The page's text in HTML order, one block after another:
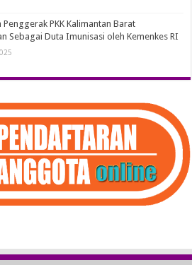
Penggerak PKK Kalimantan Barat
Sebagai Duta Imunisasi oleh Kemenkes RI